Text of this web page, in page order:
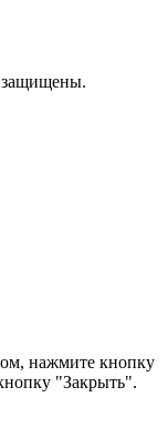
нажмите кнопку
"Закрыть".